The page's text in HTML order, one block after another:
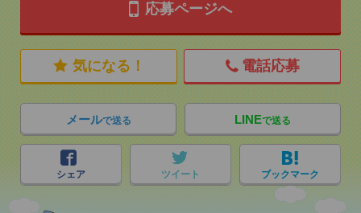
応募ページへ
気になる！ 電話応募
メールで送る LINEで送る
シェア ツイート ブックマーク